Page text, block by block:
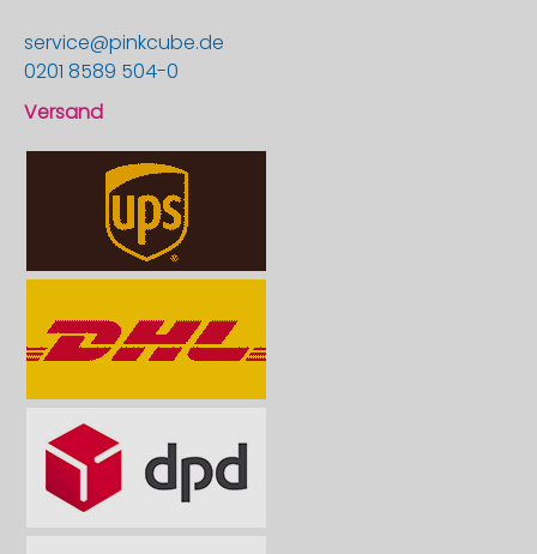
service@pinkcube.de
0201 8589 504-0
Versand